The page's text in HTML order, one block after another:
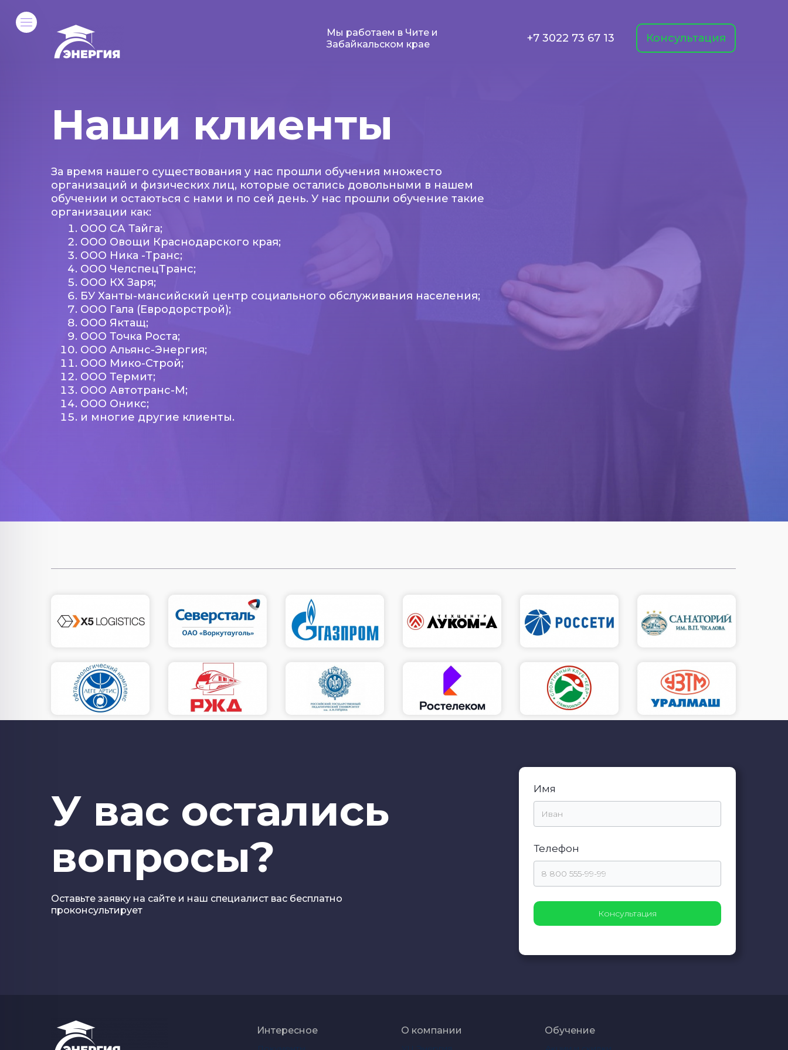
Мы работаем в Чите и
Забайкальском крае
+7 3022 73 67 13 Консультация
Наши клиенты
За время нашего существования у нас прошли обучения множесто
организаций и физических лиц, которые остались довольными в нашем
обучении и остаються с нами и по сей день. У нас прошли обучение такие
организации как:
ООО СА Тайга;
ООО Овощи Краснодарского края;
ООО Ника -Транс;
ООО ЧелспецТранс;
ООО КХ Заря;
БУ Ханты-мансийский центр социального обслуживания населения;
ООО Гала (Евродорстрой);
ООО Яктащ;
ООО Точка Роста;
ООО Альянс-Энергия;
ООО Мико-Строй;
ООО Термит;
ООО Автотранс-М;
ООО Оникс;
и многие другие клиенты.
У вас остались
вопросы?
Оставьте заявку на сайте и наш специалист вас бесплатно
проконсультирует
Имя
Телефон
Интересное О компании Обучение